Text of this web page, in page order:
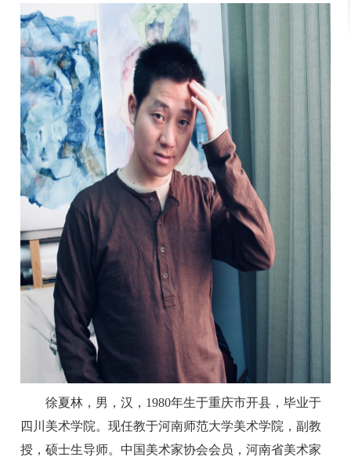
徐夏林，男，汉，1980年生于重庆市开县，毕业于
四川美术学院。现任教于河南师范大学美术学院，副教
授，硕士生导师。中国美术家协会会员，河南省美术家